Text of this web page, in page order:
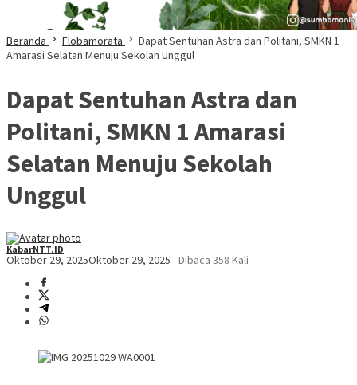
Beranda Flobamorata
Dapat Sentuhan Astra dan Politani, SMKN 1
Amarasi Selatan Menuju Sekolah Unggul
Dapat Sentuhan Astra dan
Politani, SMKN 1 Amarasi
Selatan Menuju Sekolah
Unggul
KabarNTT.ID
Oktober 29, 2025Oktober 29, 2025 Dibaca 358 Kali